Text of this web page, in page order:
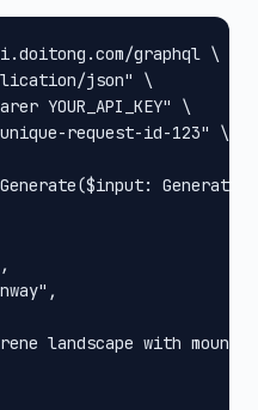
graphql \
json" \
YOUR_API_KEY" \
request-id-123" \
landscape with